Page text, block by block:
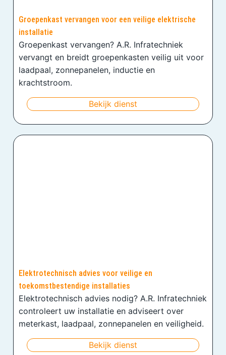
Groepenkast vervangen voor een veilige elektrische
installatie
Groepenkast vervangen? A.R. Infratechniek
vervangt en breidt groepenkasten veilig uit voor
laadpaal, zonnepanelen, inductie en
krachtstroom.
Bekijk dienst
Elektrotechnisch advies voor veilige en
toekomstbestendige installaties
Elektrotechnisch advies nodig? A.R. Infratechniek
controleert uw installatie en adviseert over
meterkast, laadpaal, zonnepanelen en veiligheid.
Bekijk dienst